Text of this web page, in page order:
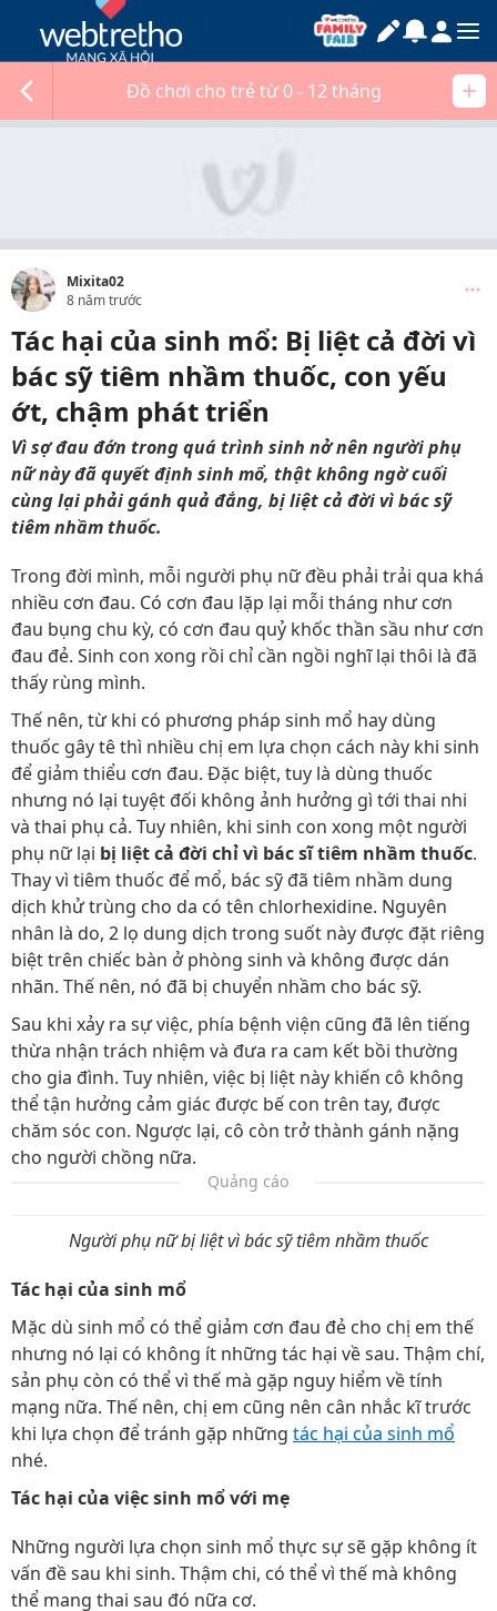
Đồ chơi cho trẻ từ 0 - 12 tháng
Mixita02
8 năm trước
Tác hại của sinh mổ: Bị liệt cả đời vì
bác sỹ tiêm nhầm thuốc, con yếu
ớt, chậm phát triển
Vì sợ đau đớn trong quá trình sinh nở nên người phụ
nữ này đã quyết định sinh mổ, thật không ngờ cuối
cùng lại phải gánh quả đắng, bị liệt cả đời vì bác sỹ
tiêm nhầm thuốc.
Trong đời mình, mỗi người phụ nữ đều phải trải qua khá
nhiều cơn đau. Có cơn đau lặp lại mỗi tháng như cơn
đau bụng chu kỳ, có cơn đau quỷ khốc thần sầu như cơn
đau đẻ. Sinh con xong rồi chỉ cần ngồi nghĩ lại thôi là đã
thấy rùng mình.
Thế nên, từ khi có phương pháp sinh mổ hay dùng
thuốc gây tê thì nhiều chị em lựa chọn cách này khi sinh
để giảm thiểu cơn đau. Đặc biệt, tuy là dùng thuốc
nhưng nó lại tuyệt đối không ảnh hưởng gì tới thai nhi
và thai phụ cả. Tuy nhiên, khi sinh con xong một người
phụ nữ lại bị liệt cả đời chỉ vì bác sĩ tiêm nhầm thuốc.
Thay vì tiêm thuốc để mổ, bác sỹ đã tiêm nhầm dung
dịch khử trùng cho da có tên chlorhexidine. Nguyên
nhân là do, 2 lọ dung dịch trong suốt này được đặt riêng
biệt trên chiếc bàn ở phòng sinh và không được dán
nhãn. Thế nên, nó đã bị chuyển nhầm cho bác sỹ.
Sau khi xảy ra sự việc, phía bệnh viện cũng đã lên tiếng
thừa nhận trách nhiệm và đưa ra cam kết bồi thường
cho gia đình. Tuy nhiên, việc bị liệt này khiến cô không
thể tận hưởng cảm giác được bế con trên tay, được
chăm sóc con. Ngược lại, cô còn trở thành gánh nặng
cho người chồng nữa.
Quảng cáo
Người phụ nữ bị liệt vì bác sỹ tiêm nhầm thuốc
Tác hại của sinh mổ
Mặc dù sinh mổ có thể giảm cơn đau đẻ cho chị em thế
nhưng nó lại có không ít những tác hại về sau. Thậm chí,
sản phụ còn có thể vì thế mà gặp nguy hiểm về tính
mạng nữa. Thế nên, chị em cũng nên cân nhắc kĩ trước
khi lựa chọn để tránh gặp những tác hại của sinh mổ
nhé.
Tác hại của việc sinh mổ với mẹ
Những người lựa chọn sinh mổ thực sự sẽ gặp không ít
vấn đề sau khi sinh. Thậm chi, có thể vì thế mà không
thể mang thai sau đó nữa cơ.